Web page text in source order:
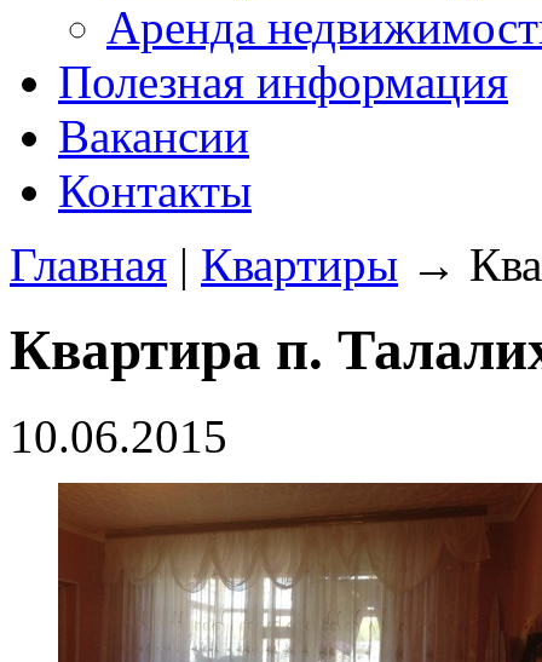
Аренда
Полезная информация
Вакансии
Контакты
Главная | Квартиры →
Квартира п.
10.06.2015